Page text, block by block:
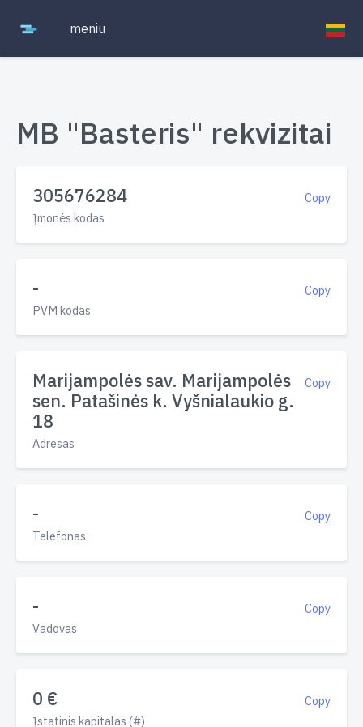
meniu
MB "Basteris" rekvizitai
Copy
305676284
Įmonės kodas
Copy
-
PVM kodas
Copy
Marijampolės sav. Marijampolės
sen. Patašinės k. Vyšnialaukio g.
18
Adresas
Copy
-
Telefonas
Copy
-
Vadovas
Copy
0 €
Įstatinis kapitalas (#)